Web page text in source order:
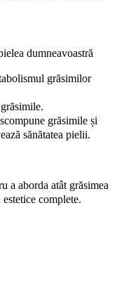
dumneavoastră
grăsimilor
grăsimile și
sănătatea pielii.
a aborda atât grăsimea
complete.